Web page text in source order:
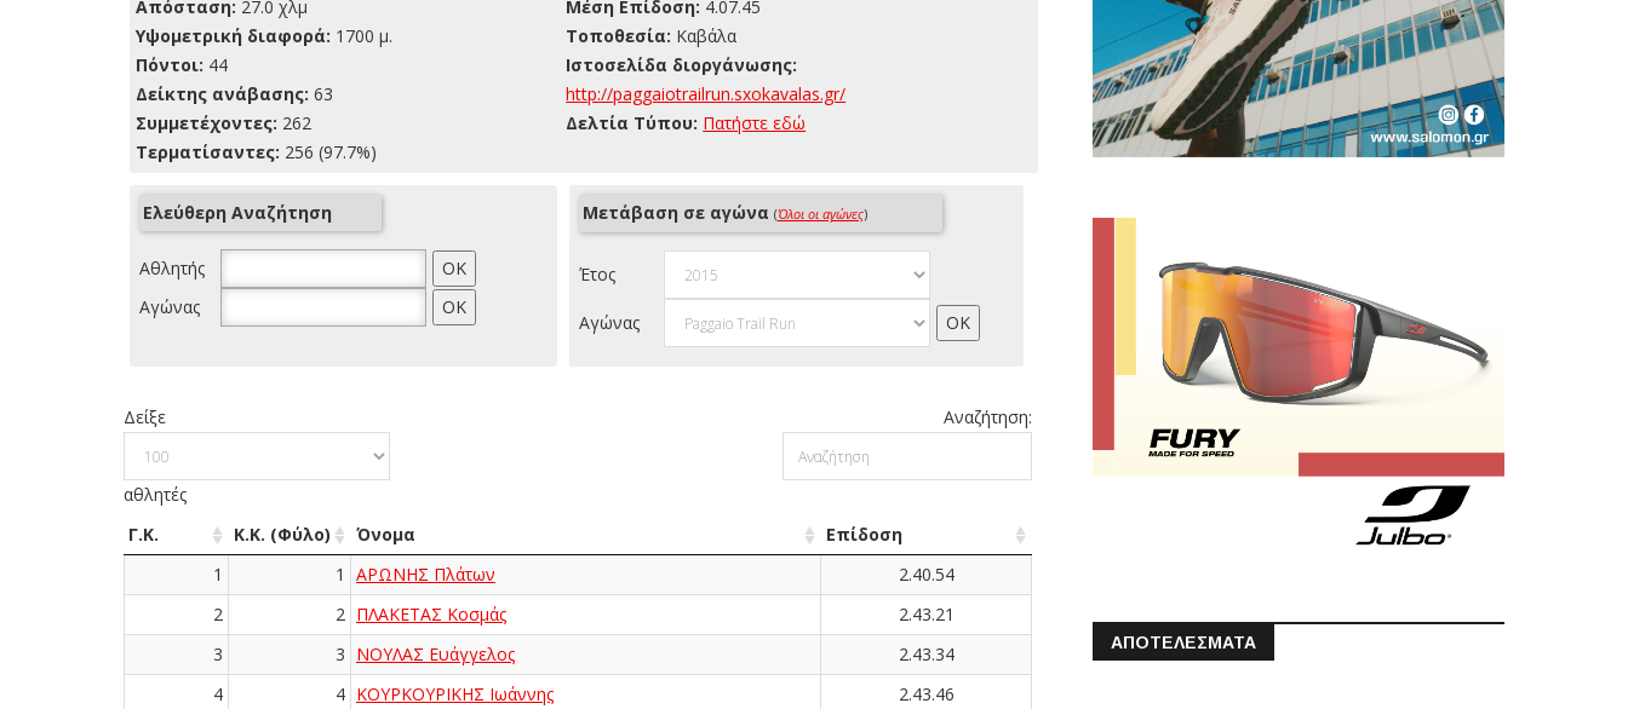
Απόσταση: 27.0 χλμ
Yψομετρική διαφορά: 1700 μ.
Πόντοι: 44
Δείκτης ανάβασης: 63
Συμμετέχοντες: 262
Τερματίσαντες: 256 (97.7%)
Μέση Επίδοση: 4.07.45
Τοποθεσία: Καβάλα
Ιστοσελίδα διοργάνωσης:
http://paggaiotrailrun.sxokavalas.gr/
Δελτία Τύπου: Πατήστε εδώ
Ελεύθερη Αναζήτηση
Αθλητής
Αγώνας
Μετάβαση σε αγώνα (Όλοι οι αγώνες)
Έτος
Αγώνας
Δείξε
αθλητές
Αναζήτηση:
Γ.Κ. Κ.Κ. (Φύλο) Όνομα
Επίδοση
1
1 ΑΡΩΝΗΣ Πλάτων
2.40.54
2
2 ΠΛΑΚΕΤΑΣ Κοσμάς
2.43.21
3
3 ΝΟΥΛΑΣ Ευάγγελος
2.43.34
4
4 ΚΟΥΡΚΟΥΡΙΚΗΣ Ιωάννης
2.43.46
ΑΠΟΤΕΛΕΣΜΑΤΑ